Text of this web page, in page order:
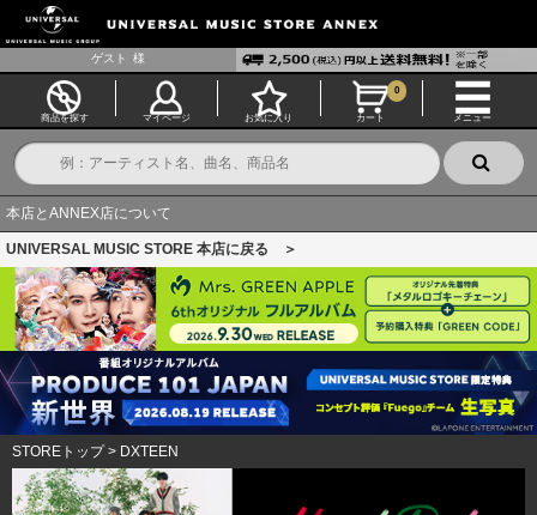
ゲスト 様
商品を探す マイページ お気に入り カート
0
メニュー
本店とANNEX店について
UNIVERSAL MUSIC STORE 本店に戻る ＞
STOREトップ> DXTEEN